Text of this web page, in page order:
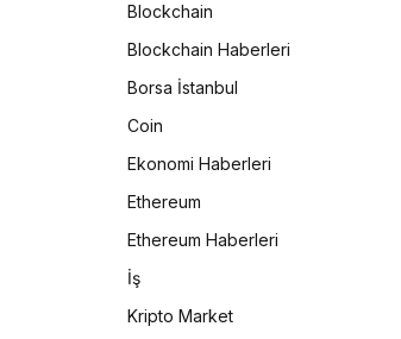
Blockchain
Blockchain Haberleri
Borsa İstanbul
Coin
Ekonomi Haberleri
Ethereum
Ethereum Haberleri
İş
Kripto Market